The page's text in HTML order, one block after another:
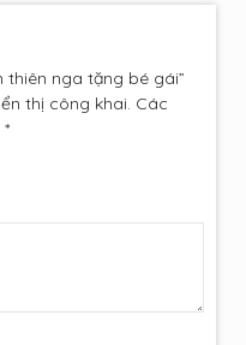
thiên nga tặng bé gái”
thị công khai. Các
*